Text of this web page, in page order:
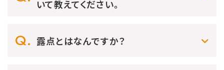
いて教えてください。
露点とはなんですか？